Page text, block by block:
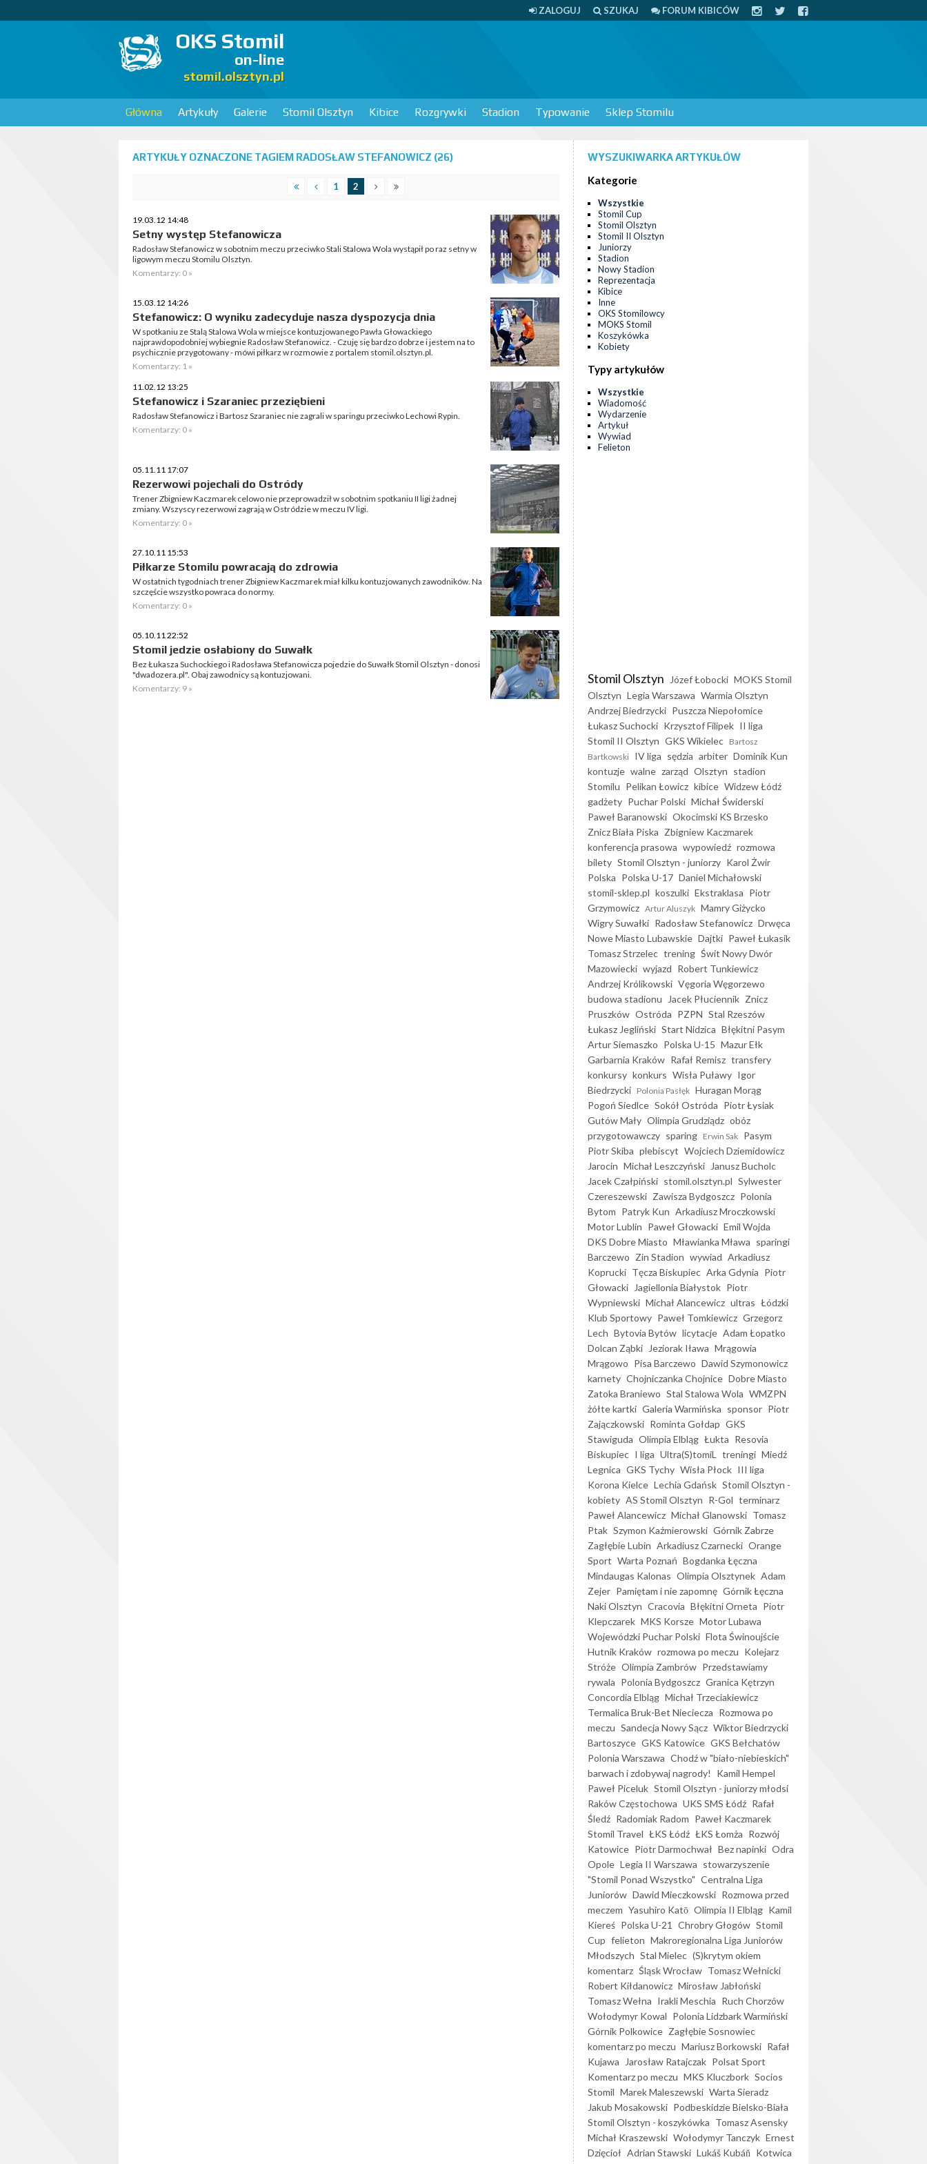
ZALOGUJ SZUKAJ FORUM KIBICÓW
OKS Stomil
on-line
stomil.olsztyn.pl
Główna Artykuły Galerie Stomil Olsztyn Kibice Rozgrywki Stadion Typowanie Sklep Stomilu
ARTYKUŁY OZNACZONE TAGIEM RADOSŁAW STEFANOWICZ (26)
1 2
19.03.12 14:48
Setny występ Stefanowicza
Radosław Stefanowicz w sobotnim meczu przeciwko Stali Stalowa Wola wystąpił po raz setny w
ligowym meczu Stomilu Olsztyn.
Komentarzy: 0 »
15.03.12 14:26
Stefanowicz: O wyniku zadecyduje nasza dyspozycja dnia
W spotkaniu ze Stalą Stalowa Wola w miejsce kontuzjowanego Pawła Głowackiego
najprawdopodobniej wybiegnie Radosław Stefanowicz. - Czuję się bardzo dobrze i jestem na to
psychicznie przygotowany - mówi piłkarz w rozmowie z portalem stomil.olsztyn.pl.
Komentarzy: 1 »
11.02.12 13:25
Stefanowicz i Szaraniec przeziębieni
Radosław Stefanowicz i Bartosz Szaraniec nie zagrali w sparingu przeciwko Lechowi Rypin.
Komentarzy: 0 »
05.11.11 17:07
Rezerwowi pojechali do Ostródy
Trener Zbigniew Kaczmarek celowo nie przeprowadził w sobotnim spotkaniu II ligi żadnej
zmiany. Wszyscy rezerwowi zagrają w Ostródzie w meczu IV ligi.
Komentarzy: 0 »
27.10.11 15:53
Piłkarze Stomilu powracają do zdrowia
W ostatnich tygodniach trener Zbigniew Kaczmarek miał kilku kontuzjowanych zawodników. Na
szczęście wszystko powraca do normy.
Komentarzy: 0 »
05.10.11 22:52
Stomil jedzie osłabiony do Suwałk
Bez Łukasza Suchockiego i Radosława Stefanowicza pojedzie do Suwałk Stomil Olsztyn - donosi
"dwadozera.pl". Obaj zawodnicy są kontuzjowani.
Komentarzy: 9 »
WYSZUKIWARKA ARTYKUŁÓW
Kategorie
Wszystkie
Stomil Cup
Stomil Olsztyn
Stomil II Olsztyn
Juniorzy
Stadion
Nowy Stadion
Reprezentacja
Kibice
Inne
OKS Stomilowcy
MOKS Stomil
Koszykówka
Kobiety
Typy artykułów
Wszystkie
Wiadomość
Wydarzenie
Artykuł
Wywiad
Felieton
Stomil Olsztyn Józef Łobocki MOKS Stomil
Olsztyn Legia Warszawa Warmia Olsztyn
Andrzej Biedrzycki Puszcza Niepołomice
Łukasz Suchocki Krzysztof Filipek II liga
Stomil II Olsztyn GKS Wikielec Bartosz
Bartkowski IV liga sędzia arbiter Dominik Kun
kontuzje walne zarząd Olsztyn stadion
Stomilu Pelikan Łowicz kibice Widzew Łódź
gadżety Puchar Polski Michał Świderski
Paweł Baranowski Okocimski KS Brzesko
Znicz Biała Piska Zbigniew Kaczmarek
konferencja prasowa wypowiedź rozmowa
bilety Stomil Olsztyn - juniorzy Karol Żwir
Polska Polska U-17 Daniel Michałowski
stomil-sklep.pl koszulki Ekstraklasa Piotr
Grzymowicz Artur Aluszyk Mamry Giżycko
Wigry Suwałki Radosław Stefanowicz Drwęca
Nowe Miasto Lubawskie Dajtki Paweł Łukasik
Tomasz Strzelec trening Świt Nowy Dwór
Mazowiecki wyjazd Robert Tunkiewicz
Andrzej Królikowski Vęgoria Węgorzewo
budowa stadionu
Jacek Płuciennik Znicz
Pruszków Ostróda PZPN Stal Rzeszów
Łukasz Jegliński Start Nidzica Błękitni Pasym
Artur Siemaszko Polska U-15 Mazur Ełk
Garbarnia Kraków Rafał Remisz transfery
konkursy konkurs Wisła Puławy Igor
Biedrzycki Polonia Pasłęk Huragan Morąg
Pogoń Siedlce Sokół Ostróda Piotr Łysiak
Gutów Mały Olimpia Grudziądz obóz
przygotowawczy sparing Erwin Sak Pasym
Piotr Skiba plebiscyt Wojciech Dziemidowicz
Jarocin Michał Leszczyński
Janusz Bucholc
Jacek Czałpiński stomil.olsztyn.pl Sylwester
Czereszewski Zawisza Bydgoszcz Polonia
Bytom Patryk Kun Arkadiusz Mroczkowski
Motor Lublin Paweł Głowacki Emil Wojda
DKS Dobre Miasto Mławianka Mława sparingi
Barczewo Zin Stadion wywiad Arkadiusz
Koprucki Tęcza Biskupiec Arka Gdynia Piotr
Głowacki
Jagiellonia Białystok Piotr
Wypniewski Michał Alancewicz ultras Łódzki
Klub Sportowy Paweł Tomkiewicz Grzegorz
Lech Bytovia Bytów licytacje Adam Łopatko
Dolcan Ząbki
Jeziorak Iława Mrągowia
Mrągowo Pisa Barczewo Dawid Szymonowicz
karnety Chojniczanka Chojnice Dobre Miasto
Zatoka Braniewo Stal Stalowa Wola WMZPN
żółte kartki Galeria Warmińska sponsor Piotr
Zajączkowski Rominta Gołdap GKS
Stawiguda Olimpia Elbląg Łukta Resovia
Biskupiec I liga Ultra(S)tomiL treningi Miedź
Legnica GKS Tychy Wisła Płock III liga
Korona Kielce Lechia Gdańsk Stomil Olsztyn -
kobiety AS Stomil Olsztyn R-Gol terminarz
Paweł Alancewicz Michał Glanowski Tomasz
Ptak Szymon Kaźmierowski Górnik Zabrze
Zagłębie Lubin Arkadiusz Czarnecki Orange
Sport Warta Poznań Bogdanka Łęczna
Mindaugas Kalonas Olimpia Olsztynek Adam
Zejer Pamiętam i nie zapomnę Górnik Łęczna
Naki Olsztyn Cracovia Błękitni Orneta Piotr
Klepczarek MKS Korsze Motor Lubawa
Wojewódzki Puchar Polski Flota Świnoujście
Hutnik Kraków rozmowa po meczu Kolejarz
Stróże Olimpia Zambrów Przedstawiamy
rywala Polonia Bydgoszcz Granica Kętrzyn
Concordia Elbląg Michał Trzeciakiewicz
Termalica Bruk-Bet Nieciecza Rozmowa po
meczu Sandecja Nowy Sącz Wiktor Biedrzycki
Bartoszyce GKS Katowice GKS Bełchatów
Polonia Warszawa Chodź w "biało-niebieskich"
barwach i zdobywaj nagrody!
Kamil Hempel
Paweł Piceluk Stomil Olsztyn - juniorzy młodsi
Raków Częstochowa UKS SMS Łódź Rafał
Śledź Radomiak Radom Paweł Kaczmarek
Stomil Travel ŁKS Łódź ŁKS Łomża Rozwój
Katowice Piotr Darmochwał Bez napinki Odra
Opole Legia II Warszawa stowarzyszenie
"Stomil Ponad Wszystko" Centralna Liga
Juniorów Dawid Mieczkowski Rozmowa przed
meczem Yasuhiro Katō Olimpia II Elbląg Kamil
Kiereś Polska U-21 Chrobry Głogów Stomil
Cup felieton Makroregionalna Liga Juniorów
Młodszych Stal Mielec (S)krytym okiem
komentarz Śląsk Wrocław Tomasz Wełnicki
Robert Kiłdanowicz Mirosław Jabłoński
Tomasz Wełna Irakli Meschia Ruch Chorzów
Wołodymyr Kowal Polonia Lidzbark Warmiński
Górnik Polkowice Zagłębie Sosnowiec
komentarz po meczu Mariusz Borkowski Rafał
Kujawa
Jarosław Ratajczak Polsat Sport
Komentarz po meczu MKS Kluczbork Socios
Stomil Marek Maleszewski Warta Sieradz
Jakub Mosakowski Podbeskidzie Bielsko-Biała
Stomil Olsztyn - koszykówka Tomasz Asensky
Michał Kraszewski Wołodymyr Tanczyk Ernest
Dzięcioł Adrian Stawski Lukáš Kubáň Kotwica